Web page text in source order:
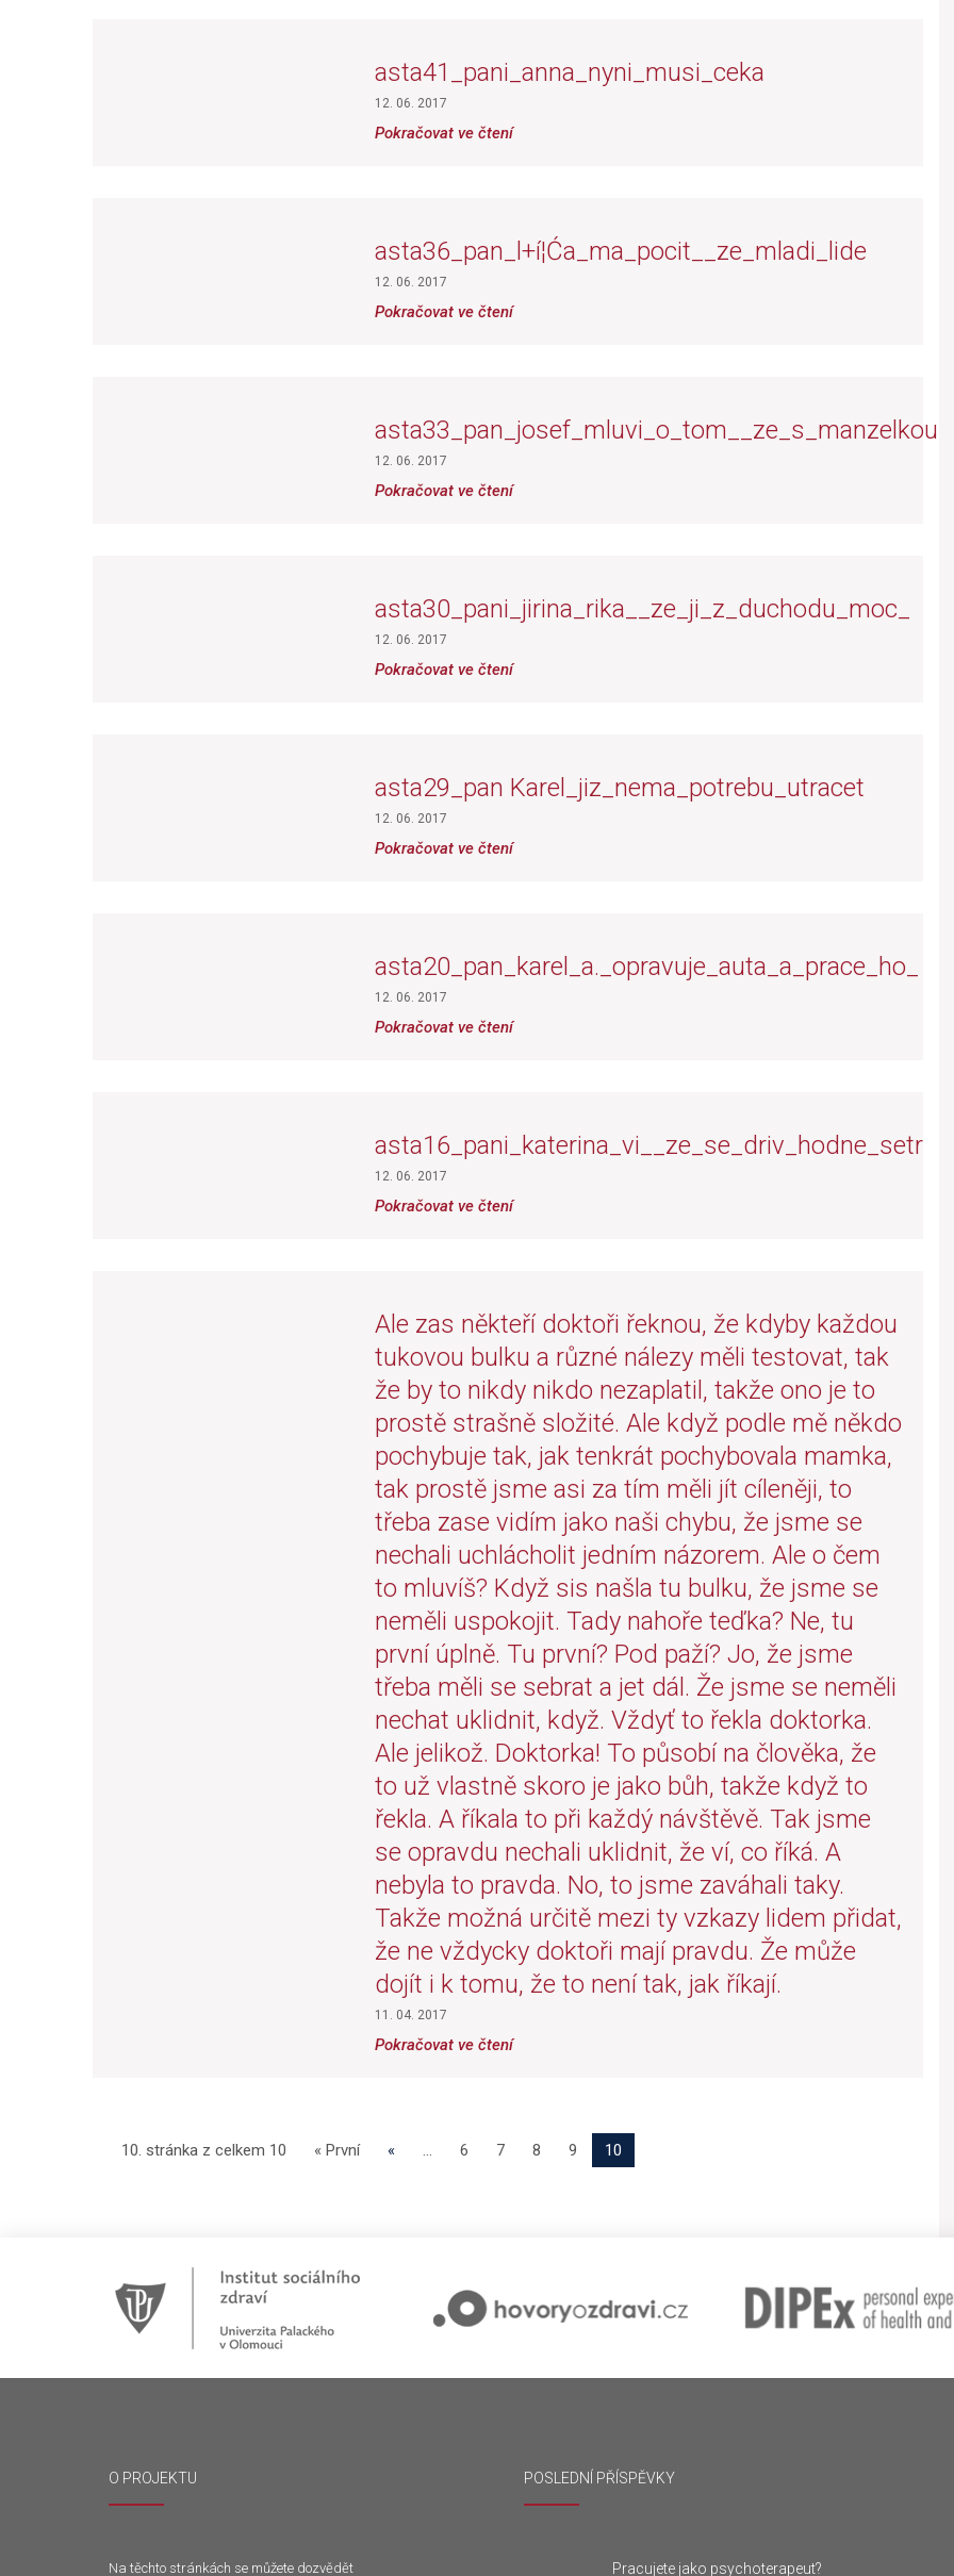
asta41_pani_anna_nyni_musi_ceka
12. 06. 2017
Pokračovat ve čtení
asta36_pan_l+í¦Ća_ma_pocit__ze_mladi_lide
12. 06. 2017
Pokračovat ve čtení
asta33_pan_josef_mluvi_o_tom__ze_s_manzelkou_
12. 06. 2017
Pokračovat ve čtení
asta30_pani_jirina_rika__ze_ji_z_duchodu_moc_
12. 06. 2017
Pokračovat ve čtení
asta29_pan Karel_jiz_nema_potrebu_utracet
12. 06. 2017
Pokračovat ve čtení
asta20_pan_karel_a._opravuje_auta_a_prace_ho_
12. 06. 2017
Pokračovat ve čtení
asta16_pani_katerina_vi__ze_se_driv_hodne_setr
12. 06. 2017
Pokračovat ve čtení
Ale zas někteří doktoři řeknou, že kdyby každou
tukovou bulku a různé nálezy měli testovat, tak
že by to nikdy nikdo nezaplatil, takže ono je to
prostě strašně složité. Ale když podle mě někdo
pochybuje tak, jak tenkrát pochybovala mamka,
tak prostě jsme asi za tím měli jít cíleněji, to
třeba zase vidím jako naši chybu, že jsme se
nechali uchlácholit jedním názorem. Ale o čem
to mluvíš? Když sis našla tu bulku, že jsme se
neměli uspokojit. Tady nahoře teďka? Ne, tu
první úplně. Tu první? Pod paží? Jo, že jsme
třeba měli se sebrat a jet dál. Že jsme se neměli
nechat uklidnit, když. Vždyť to řekla doktorka.
Ale jelikož. Doktorka! To působí na člověka, že
to už vlastně skoro je jako bůh, takže když to
řekla. A říkala to při každý návštěvě. Tak jsme
se opravdu nechali uklidnit, že ví, co říká. A
nebyla to pravda. No, to jsme zaváhali taky.
Takže možná určitě mezi ty vzkazy lidem přidat,
že ne vždycky doktoři mají pravdu. Že může
dojít i k tomu, že to není tak, jak říkají.
11. 04. 2017
Pokračovat ve čtení
10. stránka z celkem 10 « První « ... 6 7 8 9 10
O PROJEKTU
Na těchto stránkách se můžete dozvědět
POSLEDNÍ PŘÍSPĚVKY
Pracujete jako psychoterapeut?